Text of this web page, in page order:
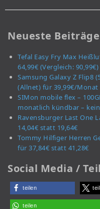
Neueste Beiträge
Tefal Easy Fry Max
64,99€ (Vergleich: 90,99€)
Samsung Galaxy Z Flip8
(Allnet) für 39,99€/Monat
SIMon mobile flex –
monatlich kündbar –
Ravensburger Last One
14,04€ statt 19,64€
Tommy Hilfiger Herren
für 37,84€ statt 41,28€
Social Media /
teilen
teilen